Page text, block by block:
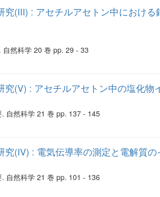
究(III) : アセチルアセトン中におけ
自然科学 20 巻 pp. 29 - 33
(V) : アセチルアセトン中の塩化物
自然科学 21 巻 pp. 137 - 145
究(IV) : 電気伝導率の測定と電解質
自然科学 21 巻 pp. 101 - 136